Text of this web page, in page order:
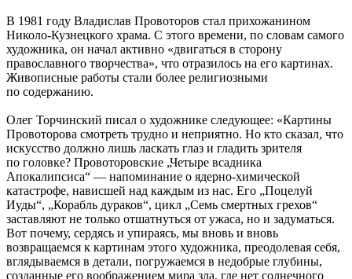
В 1981 году Владислав Провоторов стал прихожанином
Николо-Кузнецкого храма. С этого времени, по словам самого
художника, он начал активно «двигаться в сторону
православного творчества», что отразилось на его картинах.
Живописные работы стали более религиозными
по содержанию.
Олег Торчинский писал о художнике следующее: «Картины
Провоторова смотреть трудно и неприятно. Но кто сказал, что
искусство должно лишь ласкать глаз и гладить зрителя
по головке? Провоторовские „Четыре всадника
Апокалипсиса“ — напоминание о ядерно-химической
катастрофе, нависшей над каждым из нас. Его „Поцелуй
Иуды“, „Корабль дураков“, цикл „Семь смертных грехов“
заставляют не только отшатнуться от ужаса, но и задуматься.
Вот почему, сердясь и упираясь, мы вновь и вновь
возвращаемся к картинам этого художника, преодолевая себя,
вглядываемся в детали, погружаемся в недобрые глубины,
созданные его воображением мира зла, где нет солнечного